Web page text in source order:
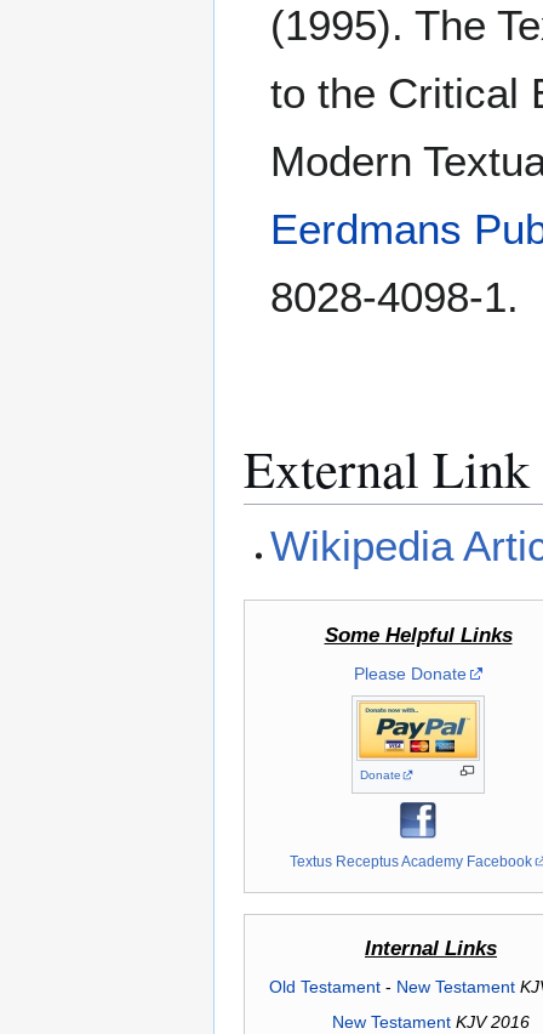
(1995). The
to the Critical
Modern
Eerdmans
8028-4098-1.
External Link
Wikipedia
Some Helpful Links
Please Donate
Donate
Textus Receptus Academy Facebook
Internal Links
Old Testament- New Testament
New Testament KJV 2016